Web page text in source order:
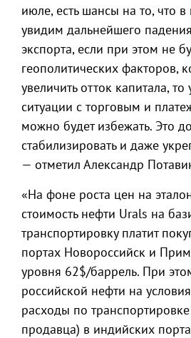
июле, есть шансы на то, что
увидим дальнейшего
экспорта, если при этом не
геополитических факторов,
увеличить отток капитала,
ситуации с торговым и
можно будет избежать. Это
стабилизировать и даже
— отметил Александр
«На фоне роста цен на
стоимость нефти Urals на
транспортировку платит
портах Новороссийск и
уровня 62$/баррель. При
российской нефти на
расходы по
продавца) в индийских